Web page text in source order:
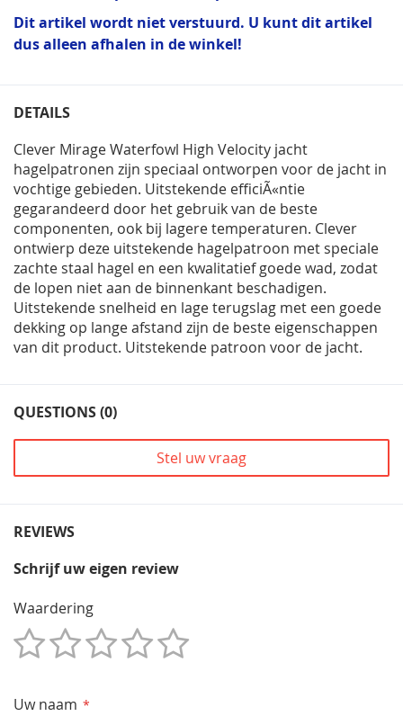
Dit artikel wordt niet verstuurd. U kunt dit artikel
dus alleen afhalen in de winkel!
DETAILS
Clever Mirage Waterfowl High Velocity jacht
hagelpatronen zijn speciaal ontworpen voor de jacht in
vochtige gebieden. Uitstekende efficiÃ«ntie
gegarandeerd door het gebruik van de beste
componenten, ook bij lagere temperaturen. Clever
ontwierp deze uitstekende hagelpatroon met speciale
zachte staal hagel en een kwalitatief goede wad, zodat
de lopen niet aan de binnenkant beschadigen.
Uitstekende snelheid en lage terugslag met een goede
dekking op lange afstand zijn de beste eigenschappen
van dit product. Uitstekende patroon voor de jacht.
QUESTIONS (0)
Stel uw vraag
REVIEWS
Schrijf uw eigen review
Waardering
Uw naam